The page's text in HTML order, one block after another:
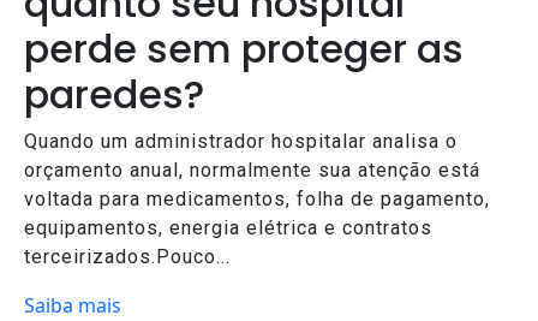
perde sem proteger as
paredes?
Quando um administrador hospitalar analisa o
orçamento anual, normalmente sua atenção está
voltada para medicamentos, folha de pagamento,
equipamentos, energia elétrica e contratos
terceirizados.Pouco...
Saiba mais